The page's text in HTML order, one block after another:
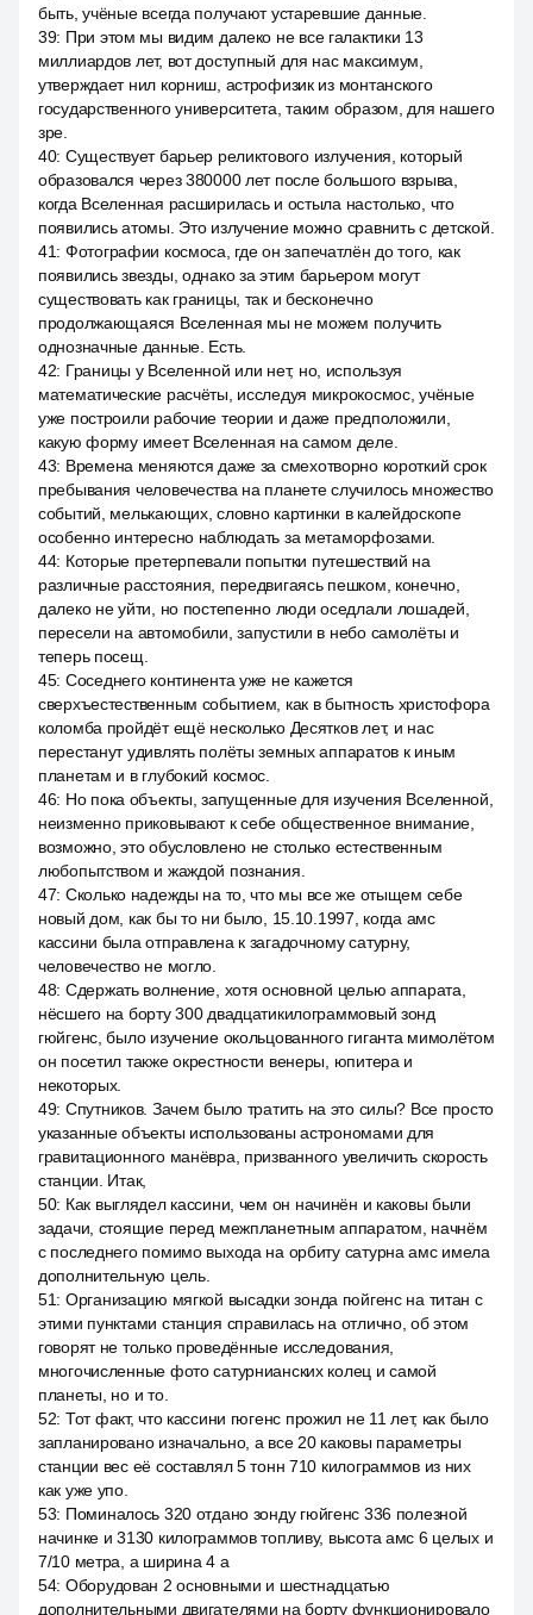
быть, учёные всегда получают устаревшие данные.
39: При этом мы видим далеко не все галактики 13
миллиардов лет, вот доступный для нас максимум,
утверждает нил корниш, астрофизик из монтанского
государственного университета, таким образом, для нашего
зре.
40: Существует барьер реликтового излучения, который
образовался через 380000 лет после большого взрыва,
когда Вселенная расширилась и остыла настолько, что
появились атомы. Это излучение можно сравнить с детской.
41: Фотографии космоса, где он запечатлён до того, как
появились звезды, однако за этим барьером могут
существовать как границы, так и бесконечно
продолжающаяся Вселенная мы не можем получить
однозначные данные. Есть.
42: Границы у Вселенной или нет, но, используя
математические расчёты, исследуя микрокосмос, учёные
уже построили рабочие теории и даже предположили,
какую форму имеет Вселенная на самом деле.
43: Времена меняются даже за смехотворно короткий срок
пребывания человечества на планете случилось множество
событий, мелькающих, словно картинки в калейдоскопе
особенно интересно наблюдать за метаморфозами.
44: Которые претерпевали попытки путешествий на
различные расстояния, передвигаясь пешком, конечно,
далеко не уйти, но постепенно люди оседлали лошадей,
пересели на автомобили, запустили в небо самолёты и
теперь посещ.
45: Соседнего континента уже не кажется
сверхъестественным событием, как в бытность христофора
коломба пройдёт ещё несколько Десятков лет, и нас
перестанут удивлять полёты земных аппаратов к иным
планетам и в глубокий космос.
46: Но пока объекты, запущенные для изучения Вселенной,
неизменно приковывают к себе общественное внимание,
возможно, это обусловлено не столько естественным
любопытством и жаждой познания.
47: Сколько надежды на то, что мы все же отыщем себе
новый дом, как бы то ни было, 15.10.1997, когда амс
кассини была отправлена к загадочному сатурну,
человечество не могло.
48: Сдержать волнение, хотя основной целью аппарата,
нёсшего на борту 300 двадцатикилограммовый зонд
гюйгенс, было изучение окольцованного гиганта мимолётом
он посетил также окрестности венеры, юпитера и
некоторых.
49: Спутников. Зачем было тратить на это силы? Все просто
указанные объекты использованы астрономами для
гравитационного манёвра, призванного увеличить скорость
станции. Итак,
50: Как выглядел кассини, чем он начинён и каковы были
задачи, стоящие перед межпланетным аппаратом, начнём
с последнего помимо выхода на орбиту сатурна амс имела
дополнительную цель.
51: Организацию мягкой высадки зонда гюйгенс на титан с
этими пунктами станция справилась на отлично, об этом
говорят не только проведённые исследования,
многочисленные фото сатурнианских колец и самой
планеты, но и то.
52: Тот факт, что кассини гюгенс прожил не 11 лет, как было
запланировано изначально, а все 20 каковы параметры
станции вес её составлял 5 тонн 710 килограммов из них
как уже упо.
53: Поминалось 320 отдано зонду гюйгенс 336 полезной
начинке и 3130 килограммов топливу, высота амс 6 целых и
7/10 метра, а ширина 4 а
54: Оборудован 2 основными и шестнадцатью
дополнительными двигателями на борту функционировало